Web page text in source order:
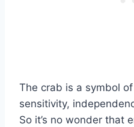
The crab is a symbol
sensitivity,
So it’s no wonder that